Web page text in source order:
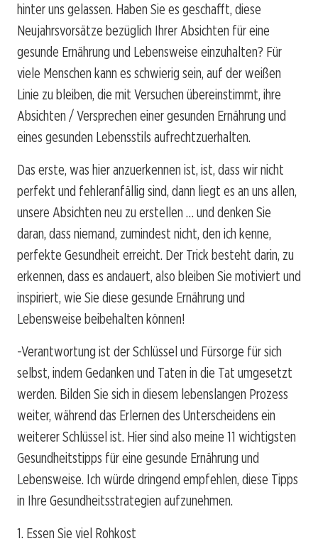
hinter uns gelassen. Haben Sie es geschafft, diese
Neujahrsvorsätze bezüglich Ihrer Absichten für eine
gesunde Ernährung und Lebensweise einzuhalten? Für
viele Menschen kann es schwierig sein, auf der weißen
Linie zu bleiben, die mit Versuchen übereinstimmt, ihre
Absichten / Versprechen einer gesunden Ernährung und
eines gesunden Lebensstils aufrechtzuerhalten.
Das erste, was hier anzuerkennen ist, ist, dass wir nicht
perfekt und fehleranfällig sind, dann liegt es an uns allen,
unsere Absichten neu zu erstellen … und denken Sie
daran, dass niemand, zumindest nicht, den ich kenne,
perfekte Gesundheit erreicht. Der Trick besteht darin, zu
erkennen, dass es andauert, also bleiben Sie motiviert und
inspiriert, wie Sie diese gesunde Ernährung und
Lebensweise beibehalten können!
-Verantwortung ist der Schlüssel und Fürsorge für sich
selbst, indem Gedanken und Taten in die Tat umgesetzt
werden. Bilden Sie sich in diesem lebenslangen Prozess
weiter, während das Erlernen des Unterscheidens ein
weiterer Schlüssel ist. Hier sind also meine 11 wichtigsten
Gesundheitstipps für eine gesunde Ernährung und
Lebensweise. Ich würde dringend empfehlen, diese Tipps
in Ihre Gesundheitsstrategien aufzunehmen.
1. Essen Sie viel Rohkost